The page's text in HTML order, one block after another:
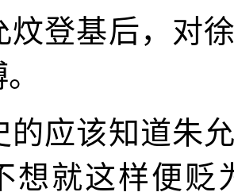
炆登基后，对
的应该知道朱
想就这样便贬